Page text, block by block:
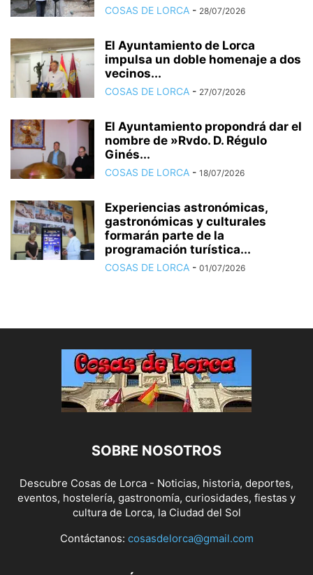
COSAS DE LORCA - 28/07/2026
El Ayuntamiento de Lorca
impulsa un doble homenaje a dos
vecinos...
COSAS DE LORCA - 27/07/2026
El Ayuntamiento propondrá dar el
nombre de »Rvdo. D. Régulo
Ginés...
COSAS DE LORCA - 18/07/2026
Experiencias astronómicas,
gastronómicas y culturales
formarán parte de la
programación turística...
COSAS DE LORCA - 01/07/2026
SOBRE NOSOTROS
Descubre Cosas de Lorca - Noticias, historia, deportes,
eventos, hostelería, gastronomía, curiosidades, fiestas y
cultura de Lorca, la Ciudad del Sol
Contáctanos: cosasdelorca@gmail.com